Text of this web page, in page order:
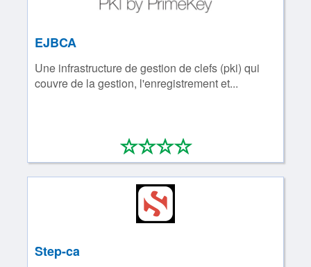
EJBCA
Une infrastructure de gestion de clefs (pki) qui
couvre de la gestion, l'enregistrement et...
****
0/4
Step-ca